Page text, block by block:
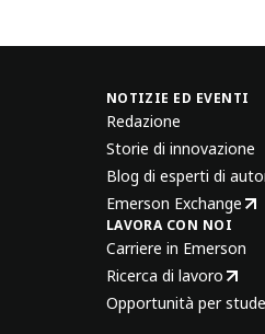
NOTIZIE ED EVENTI
Redazione
Storie di innovazione
Blog di esperti di
Emerson Exchange
LAVORA CON NOI
Carriere in Emerson
Ricerca di lavoro
Opportunità per